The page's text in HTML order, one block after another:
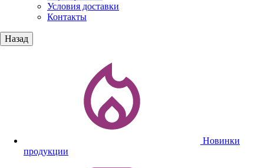
Условия доставки
Контакты
Назад
Новинки
продукции